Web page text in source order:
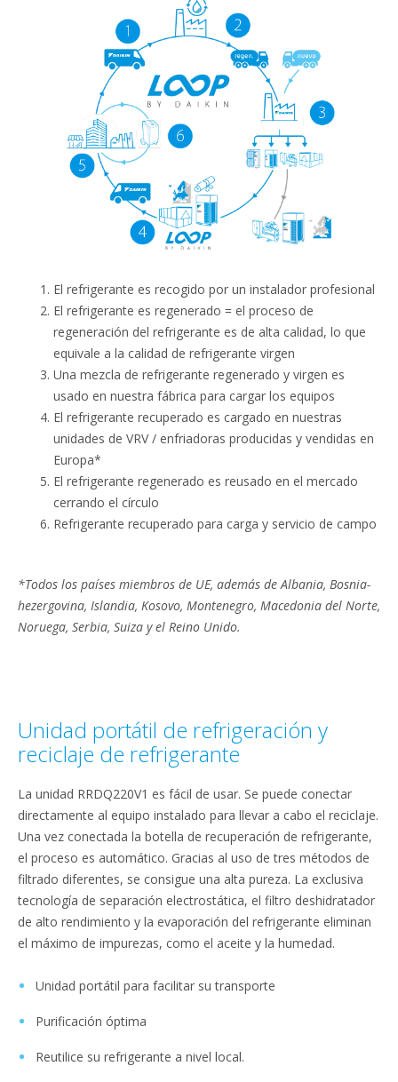
El refrigerante es recogido por un instalador profesional
El refrigerante es regenerado = el proceso de
regeneración del refrigerante es de alta calidad, lo que
equivale a la calidad de refrigerante virgen
Una mezcla de refrigerante regenerado y virgen es
usado en nuestra fábrica para cargar los equipos
El refrigerante recuperado es cargado en nuestras
unidades de VRV / enfriadoras producidas y vendidas en
Europa*
El refrigerante regenerado es reusado en el mercado
cerrando el círculo
Refrigerante recuperado para carga y servicio de campo
*Todos los países miembros de UE, además de Albania, Bosnia-
hezergovina, Islandia, Kosovo, Montenegro, Macedonia del Norte,
Noruega, Serbia, Suiza y el Reino Unido.
Unidad portátil de refrigeración y
reciclaje de refrigerante
La unidad RRDQ220V1 es fácil de usar. Se puede conectar
directamente al equipo instalado para llevar a cabo el reciclaje.
Una vez conectada la botella de recuperación de refrigerante,
el proceso es automático. Gracias al uso de tres métodos de
filtrado diferentes, se consigue una alta pureza. La exclusiva
tecnología de separación electrostática, el filtro deshidratador
de alto rendimiento y la evaporación del refrigerante eliminan
el máximo de impurezas, como el aceite y la humedad.
Unidad portátil para facilitar su transporte
Purificación óptima
Reutilice su refrigerante a nivel local.